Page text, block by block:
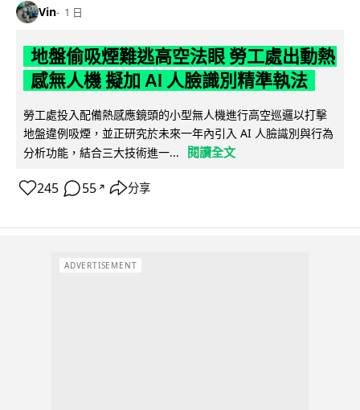
Vin 1 日
地盤偷吸煙難逃高空法眼 勞工處出動熱
感無人機 擬加 AI 人臉識別精準執法
勞工處投入配備熱感應鏡頭的小型無人機進行高空巡邏以打擊
地盤違例吸煙，並正研究於未來一年內引入 AI 人臉識別與行為
分析功能，結合三大技術進一...
閱讀全文
245 55 ↗ 分享
ADVERTISEMENT